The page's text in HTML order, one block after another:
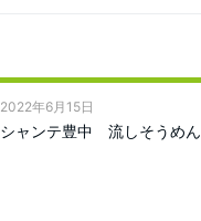
2022年6月15日
シャンテ豊中 流しそうめん